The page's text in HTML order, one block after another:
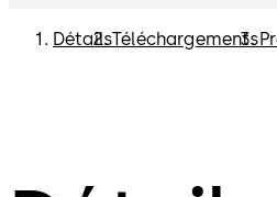
DétailsTéléchargements